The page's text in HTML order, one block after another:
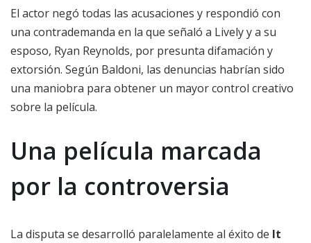
El actor negó todas las acusaciones y respondió con
una contrademanda en la que señaló a Lively y a su
esposo, Ryan Reynolds, por presunta difamación y
extorsión. Según Baldoni, las denuncias habrían sido
una maniobra para obtener un mayor control creativo
sobre la película.
Una película marcada
por la controversia
La disputa se desarrolló paralelamente al éxito de It